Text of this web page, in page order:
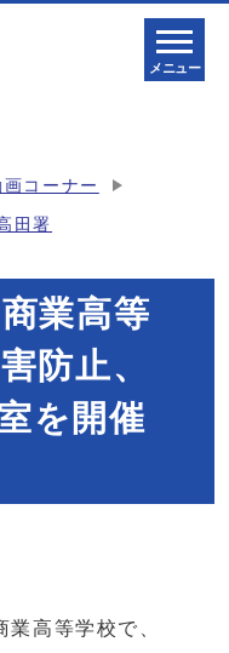
メニュー
コーナー
田署
業高等
防止、
を開催
高等学校で、